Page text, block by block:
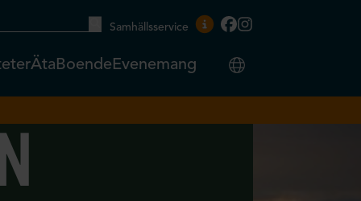
Samhällsservice
ÄtaBoendeEvenemang